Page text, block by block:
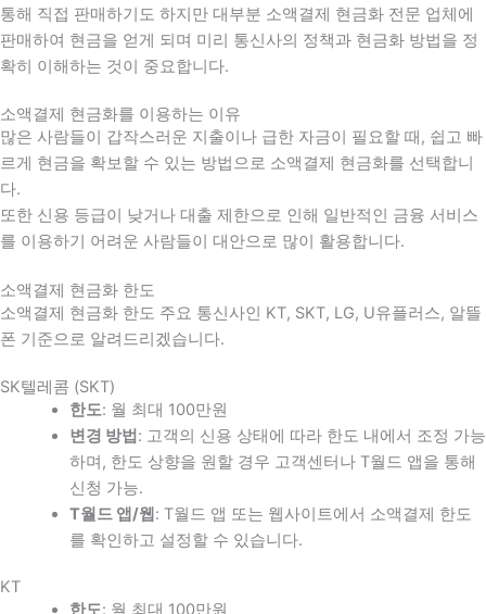
통해 직접 판매하기도 하지만 대부분 소액결제 현금화 전문 업체에
판매하여 현금을 얻게 되며 미리 통신사의 정책과 현금화 방법을 정
확히 이해하는 것이 중요합니다.
소액결제 현금화를 이용하는 이유
많은 사람들이 갑작스러운 지출이나 급한 자금이 필요할 때 , 쉽고 빠
르게 현금을 확보할 수 있는 방법으로 소액결제 현금화를 선택합니
다.
또한 신용 등급이 낮거나 대출 제한으로 인해 일반적인 금융 서비스
를 이용하기 어려운 사람들이 대안으로 많이 활용합니다.
소액결제 현금화 한도
소액결제 현금화 한도 주요 통신사인 KT, SKT, LG, U유플러스, 알뜰
폰 기준으로 알려드리겠습니다.
SK텔레콤 (SKT)
한도: 월 최대 100만원
변경 방법 : 고객의 신용 상태에 따라 한도 내에서 조정 가능
하며, 한도 상향을 원할 경우 고객센터나 T월드 앱을 통해
신청 가능.
T월드 앱/웹 : T월드 앱 또는 웹사이트에서 소액결제 한도
를 확인하고 설정할 수 있습니다.
KT
한도: 월 최대 100만원